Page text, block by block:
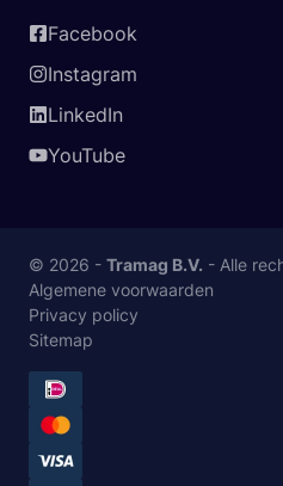
Facebook
Instagram
LinkedIn
YouTube
© 2026 - Tramag B.V. - Alle
Algemene voorwaarden
Privacy policy
Sitemap